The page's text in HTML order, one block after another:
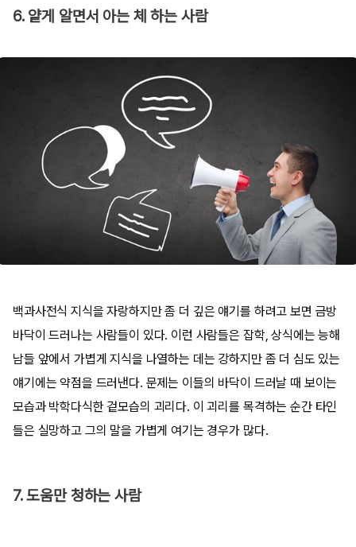
6. 얕게 알면서 아는 체 하는 사람
백과사전식 지식을 자랑하지만 좀 더 깊은 얘기를 하려고 보면 금방
바닥이 드러나는 사람들이 있다. 이런 사람들은 잡학, 상식에는 능해
남들 앞에서 가볍게 지식을 나열하는 데는 강하지만 좀 더 심도 있는
얘기에는 약점을 드러낸다. 문제는 이들의 바닥이 드러날 때 보이는
모습과 박학다식한 겉모습의 괴리다. 이 괴리를 목격하는 순간 타인
들은 실망하고 그의 말을 가볍게 여기는 경우가 많다.
7. 도움만 청하는 사람